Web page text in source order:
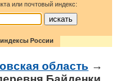
или почтовый индекс:
России
область →